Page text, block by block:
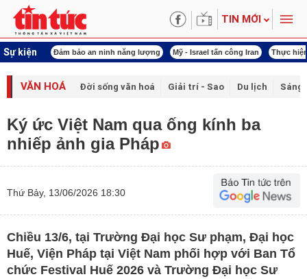
TIN MỚI
Sự kiện
lượng Mỹ - Israel tấn công Iran Thực hiện Nghị quyết 80 Thực hiện
VĂN HOÁ Đời sống văn hoá Giải trí - Sao Du lịch Sáng
Ký ức Việt Nam qua ống kính ba
nhiếp ảnh gia Pháp
Thứ Bảy, 13/06/2026 18:30
Chiều 13/6, tại Trường Đại học Sư phạm, Đại học
Huế, Viện Pháp tại Việt Nam phối hợp với Ban Tổ
chức Festival Huế 2026 và Trường Đại học Sư